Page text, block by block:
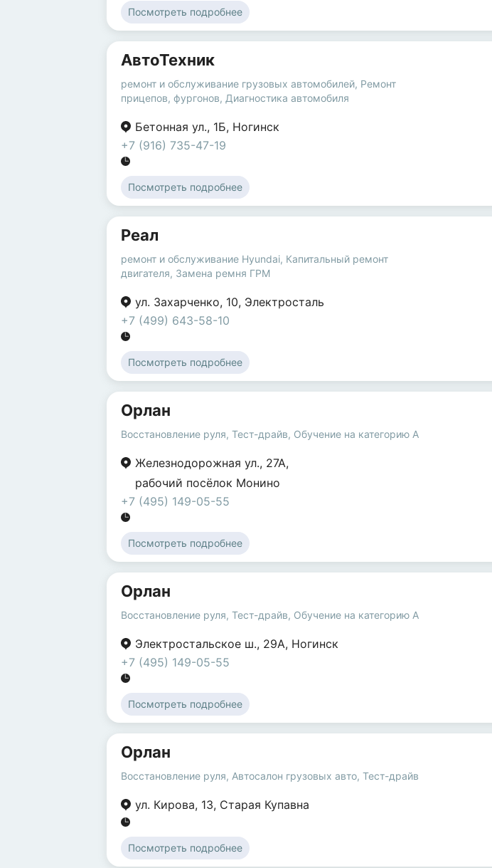
Посмотреть подробнее
АвтоТехник
ремонт и обслуживание грузовых автомобилей, Ремонт
прицепов, фургонов, Диагностика автомобиля
Бетонная ул., 1Б, Ногинск
+7 (916) 735-47-19
Посмотреть подробнее
Реал
ремонт и обслуживание Hyundai, Капитальный ремонт
двигателя, Замена ремня ГРМ
ул. Захарченко, 10, Электросталь
+7 (499) 643-58-10
Посмотреть подробнее
Oрлан
Восстановление руля, Тест-драйв, Обучение на категорию A
Железнодорожная ул., 27А,
рабочий посёлок Монино
+7 (495) 149-05-55
Посмотреть подробнее
Орлан
Восстановление руля, Тест-драйв, Обучение на категорию A
Электростальское ш., 29А, Ногинск
+7 (495) 149-05-55
Посмотреть подробнее
Орлан
Восстановление руля, Автосалон грузовых авто, Тест-драйв
ул. Кирова, 13, Старая Купавна
Посмотреть подробнее